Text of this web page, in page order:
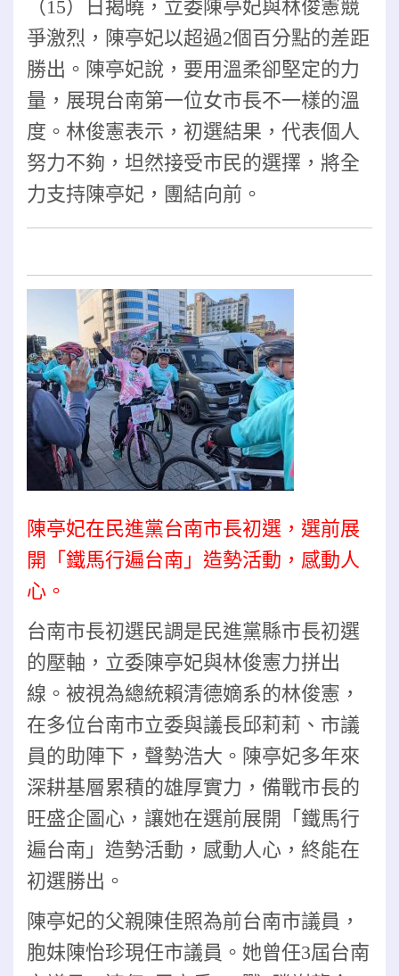
（15）日揭曉，立委陳亭妃與林俊憲競
爭激烈，陳亭妃以超過2個百分點的差距
勝出。陳亭妃說，要用溫柔卻堅定的力
量，展現台南第一位女市長不一樣的溫
度。林俊憲表示，初選結果，代表個人
努力不夠，坦然接受市民的選擇，將全
力支持陳亭妃，團結向前。
陳亭妃在民進黨台南市長初選，選前展
開「鐵馬行遍台南」造勢活動，感動人
心。
台南市長初選民調是民進黨縣市長初選
的壓軸，立委陳亭妃與林俊憲力拼出
線。被視為總統賴清德嫡系的林俊憲，
在多位台南市立委與議長邱莉莉、市議
員的助陣下，聲勢浩大。陳亭妃多年來
深耕基層累積的雄厚實力，備戰市長的
旺盛企圖心，讓她在選前展開「鐵馬行
遍台南」造勢活動，感動人心，終能在
初選勝出。
陳亭妃的父親陳佳照為前台南市議員，
胞妹陳怡珍現任市議員。她曾任3屆台南